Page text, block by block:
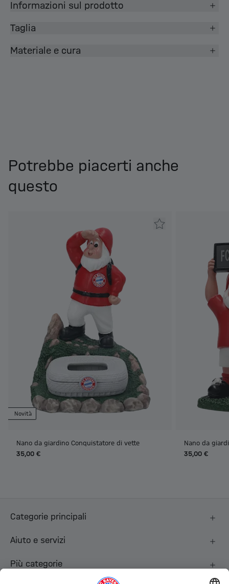
Informazioni sul prodotto
Taglia
Materiale e cura
Potrebbe piacerti anche
questo
Novità
Nano da giardino Conquistatore di vette
35,00 €
Nano da
35,00 €
Categorie principali
Aiuto e servizi
Più categorie